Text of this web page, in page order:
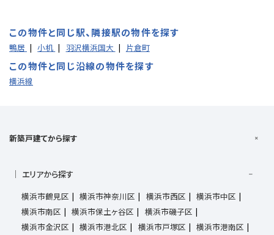
この物件と同じ駅、隣接駅の物件を探す
鴨居 小机 羽沢横浜国大 片倉町
この物件と同じ沿線の物件を探す
横浜線
新築戸建てから探す
エリアから探す
横浜市鶴見区
横浜市神奈川区 横浜市西区
横浜市中区
横浜市南区
横浜市保土ヶ谷区
横浜市磯子区
横浜市金沢区
横浜市港北区 横浜市戸塚区
横浜市港南区